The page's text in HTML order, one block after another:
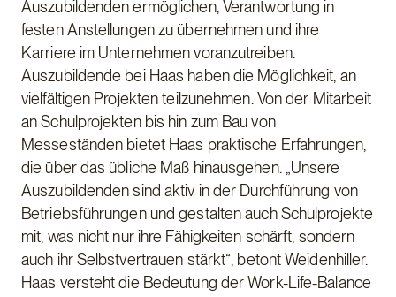
Auszubildenden ermöglichen, Verantwortung in
festen Anstellungen zu übernehmen und ihre
Karriere im Unternehmen voranzutreiben.
Auszubildende bei Haas haben die Möglichkeit, an
vielfältigen Projekten teilzunehmen. Von der Mitarbeit
an Schulprojekten bis hin zum Bau von
Messeständen bietet Haas praktische Erfahrungen,
die über das übliche Maß hinausgehen. „Unsere
Auszubildenden sind aktiv in der Durchführung von
Betriebsführungen und gestalten auch Schulprojekte
mit, was nicht nur ihre Fähigkeiten schärft, sondern
auch ihr Selbstvertrauen stärkt“, betont Weidenhiller.
Haas versteht die Bedeutung der Work-Life-Balance